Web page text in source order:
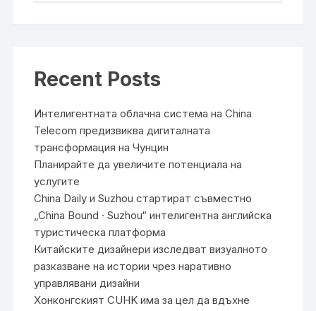
Recent Posts
Интелигентната облачна система на China
Telecom предизвиква дигиталната
трансформация на Чунцин
Планирайте да увеличите потенциала на
услугите
China Daily и Suzhou стартират съвместно
„China Bound · Suzhou“ интелигентна английска
туристическа платформа
Китайските дизайнери изследват визуалното
разказване на истории чрез наративно
управлявани дизайни
Хонконгският CUHK има за цел да вдъхне